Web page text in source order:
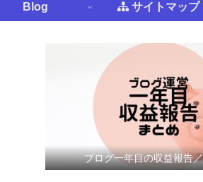
Blog サイトマップ
ブログ一年目の収益報告